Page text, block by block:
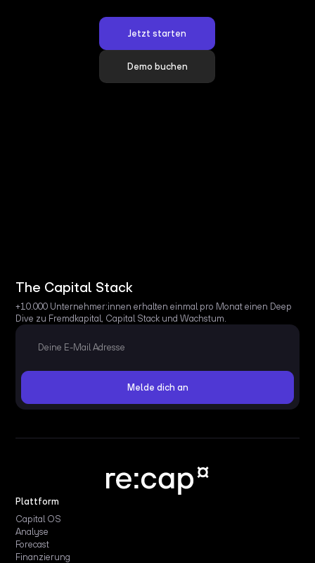
Jetzt starten
Demo buchen
The Capital Stack
+10.000 Unternehmer:innen erhalten einmal pro Monat einen Deep
Dive zu Fremdkapital, Capital Stack und Wachstum.
Plattform
Capital OS
Analyse
Forecast
Finanzierung